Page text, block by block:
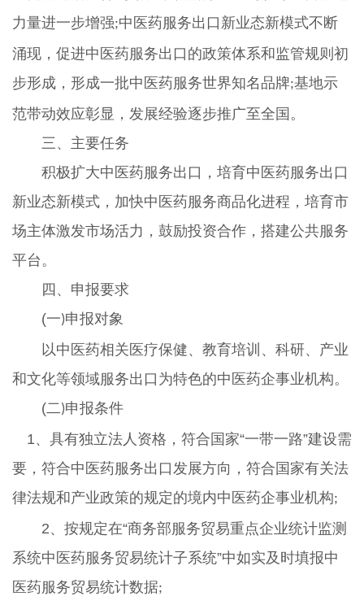
力量进一步增强;中医药服务出口新业态新模式不断
涌现，促进中医药服务出口的政策体系和监管规则初
步形成，形成一批中医药服务世界知名品牌;基地示
范带动效应彰显，发展经验逐步推广至全国。
三、主要任务
积极扩大中医药服务出口，培育中医药服务出口
新业态新模式，加快中医药服务商品化进程，培育市
场主体激发市场活力，鼓励投资合作，搭建公共服务
平台。
四、申报要求
(一)申报对象
以中医药相关医疗保健、教育培训、科研、产业
和文化等领域服务出口为特色的中医药企事业机构。
(二)申报条件
1、具有独立法人资格，符合国家“一带一路”建设需
要，符合中医药服务出口发展方向，符合国家有关法
律法规和产业政策的规定的境内中医药企事业机构;
2、按规定在“商务部服务贸易重点企业统计监测
系统中医药服务贸易统计子系统”中如实及时填报中
医药服务贸易统计数据;